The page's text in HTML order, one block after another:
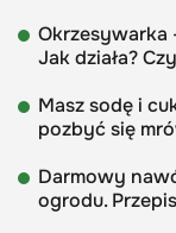
Okrzesywarka
Jak działa?
Masz sodę i
pozbyć się
Darmowy
ogrodu.